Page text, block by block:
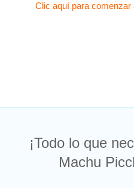
Clic aquí para comenzar
¡Todo lo que
Machu